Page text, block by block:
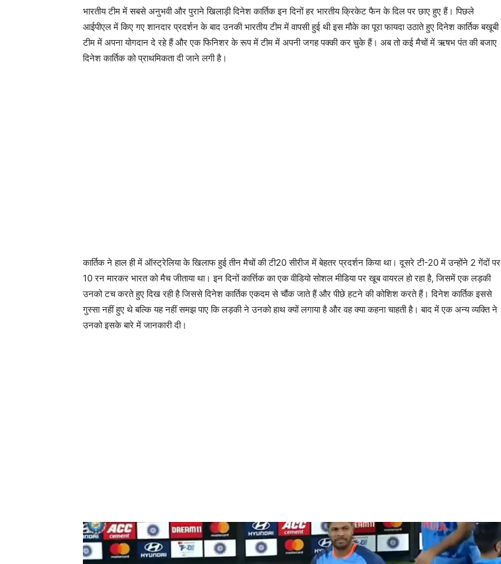
भारतीय टीम में सबसे अनुभवी और पुराने खिलाड़ी दिनेश कार्तिक इन दिनों हर भारतीय क्रिकेट फैन के दिल पर छाए हुए हैं। पिछले
आईपीएल में किए गए शानदार प्रदर्शन के बाद उनकी भारतीय टीम में वापसी हुई थी इस मौके का पूरा फायदा उठाते हुए दिनेश कार्तिक बखूबी
टीम में अपना योगदान दे रहे हैं और एक फिनिशर के रूप में टीम में अपनी जगह पक्की कर चुके हैं। अब तो कई मैचों में ऋषभ पंत की बजाए
दिनेश कार्तिक को प्राथमिकता दी जाने लगी है।
कार्तिक ने हाल ही में ऑस्ट्रेलिया के खिलाफ हुई तीन मैचों की टी20 सीरीज में बेहतर प्रदर्शन किया था। दूसरे टी-20 में उन्होंने 2 गेंदों पर
10 रन मारकर भारत को मैच जीताया था। इन दिनों कार्त्तिक का एक वीडियो सोशल मीडिया पर खूब वायरल हो रहा है, जिसमें एक लड़की
उनको टच करते हुए दिख रही है जिससे दिनेश कार्तिक एकदम से चौंक जाते हैं और पीछे हटने की कोशिश करते हैं। दिनेश कार्तिक इससे
गुस्सा नहीं हुए थे बल्कि यह नहीं समझ पाए कि लड़की ने उनको हाथ क्यों लगाया है और वह क्या कहना चाहती है। बाद में एक अन्य व्यक्ति ने
उनको इसके बारे में जानकारी दी।